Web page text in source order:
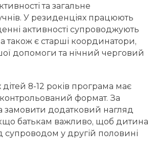
та загальне
У резиденціях працюють
активності супроводжують
також є старші координатори,
допомоги та нічний черговий
8-12 років програма має
формат. За
замовити додатковий нагляд
батькам важливо, щоб дитина
супроводом у другій половині